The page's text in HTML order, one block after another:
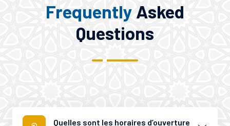
Frequently Asked
Questions
Quelles sont les horaires d’ouverture